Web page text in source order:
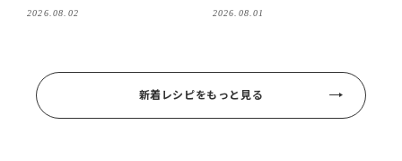
2026.08.02 2026.08.01
新着レシピをもっと見る